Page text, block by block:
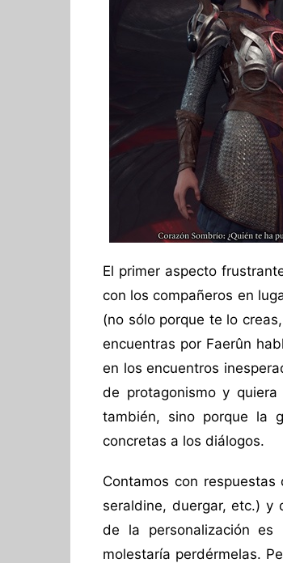
El primer aspecto
con los compañeros en
(no sólo porque te lo
encuentras por Faerûn
en los encuentros
de protagonismo y
también, sino porque la
concretas a los diálogos.
Contamos con
seraldine, duergar, etc.) y
de la personalización es
molestaría perdérmelas.